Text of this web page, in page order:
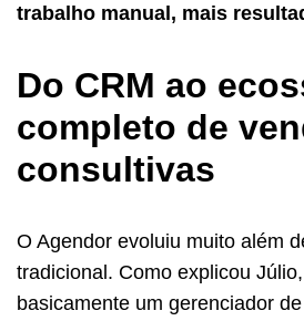
trabalho manual, mais
Do CRM ao
completo de
consultivas
O Agendor evoluiu muito além
tradicional. Como explicou
basicamente um gerenciador